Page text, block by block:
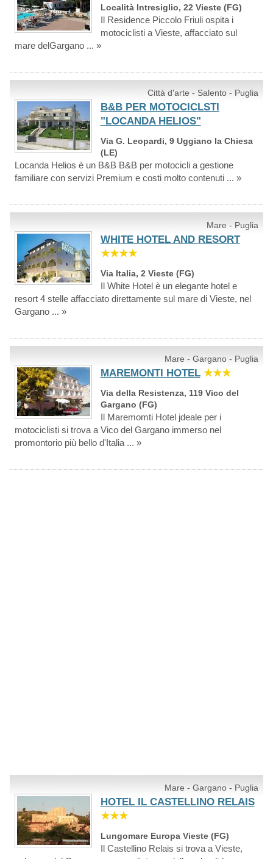
Località Intresiglio, 22 Vieste (FG)
Il Residence Piccolo Friuli ospita i
motociclisti a Vieste, affacciato sul
mare delGargano ... »
Città d'arte - Salento - Puglia
B&B PER MOTOCICLSTI
"LOCANDA HELIOS"
Via G. Leopardi, 9 Uggiano la Chiesa
(LE)
Locanda Helios è un B&B B&B per motocicli a gestione
familiare con servizi Premium e costi molto contenuti ... »
Mare - Puglia
WHITE HOTEL AND RESORT
★★★★
Via Italia, 2 Vieste (FG)
Il White Hotel è un elegante hotel e
resort 4 stelle affacciato direttamente sul mare di Vieste, nel
Gargano ... »
Mare - Gargano - Puglia
MAREMONTI HOTEL ★★★
Via della Resistenza, 119 Vico del
Gargano (FG)
Il Maremomti Hotel jdeale per i
motociclisti si trova a Vico del Gargano immerso nel
promontorio più bello d'Italia ... »
Mare - Gargano - Puglia
HOTEL IL CASTELLINO RELAIS
★★★
Lungomare Europa Vieste (FG)
Il Castellino Relais si trova a Vieste,